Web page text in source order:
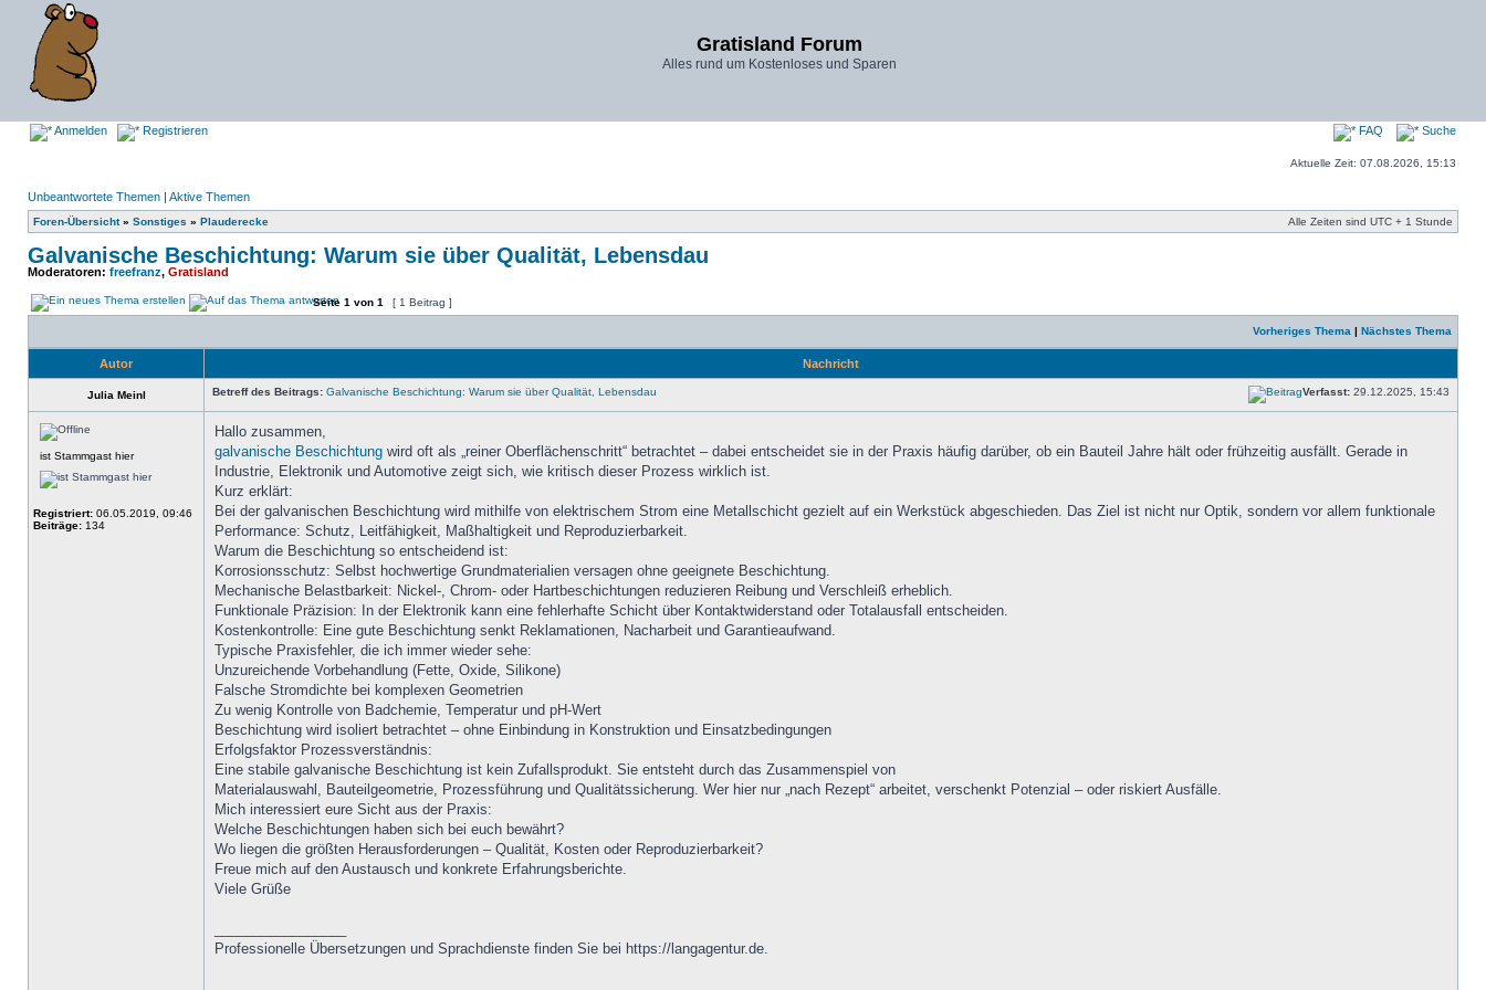
Gratisland Forum
Alles rund um Kostenloses und Sparen
Anmelden Registrieren FAQ Suche
Aktuelle Zeit: 07.08.2026, 15:13
Unbeantwortete Themen | Aktive Themen
Foren-Übersicht» Sonstiges » Plauderecke Alle Zeiten sind UTC + 1 Stunde
Galvanische Beschichtung: Warum sie über Qualität, Lebensdau
Moderatoren: freefranz, Gratisland
Seite 1 von 1 [ 1 Beitrag ]
Vorheriges Thema | Nächstes Thema
Autor Nachricht
Julia Meinl Betreff des Beitrags: Galvanische Beschichtung: Warum sie über Qualität, Lebensdau Verfasst: 29.12.2025, 15:43
ist Stammgast hier
Registriert: 06.05.2019, 09:46
Beiträge: 134
Hallo zusammen,
galvanische Beschichtung wird oft als „reiner Oberflächenschritt“ betrachtet – dabei entscheidet sie in der Praxis häufig darüber, ob ein Bauteil Jahre hält oder frühzeitig ausfällt. Gerade in
Industrie, Elektronik und Automotive zeigt sich, wie kritisch dieser Prozess wirklich ist.
Kurz erklärt:
Bei der galvanischen Beschichtung wird mithilfe von elektrischem Strom eine Metallschicht gezielt auf ein Werkstück abgeschieden. Das Ziel ist nicht nur Optik, sondern vor allem funktionale
Performance: Schutz, Leitfähigkeit, Maßhaltigkeit und Reproduzierbarkeit.
Warum die Beschichtung so entscheidend ist:
Korrosionsschutz: Selbst hochwertige Grundmaterialien versagen ohne geeignete Beschichtung.
Mechanische Belastbarkeit: Nickel-, Chrom- oder Hartbeschichtungen reduzieren Reibung und Verschleiß erheblich.
Funktionale Präzision: In der Elektronik kann eine fehlerhafte Schicht über Kontaktwiderstand oder Totalausfall entscheiden.
Kostenkontrolle: Eine gute Beschichtung senkt Reklamationen, Nacharbeit und Garantieaufwand.
Typische Praxisfehler, die ich immer wieder sehe:
Unzureichende Vorbehandlung (Fette, Oxide, Silikone)
Falsche Stromdichte bei komplexen Geometrien
Zu wenig Kontrolle von Badchemie, Temperatur und pH-Wert
Beschichtung wird isoliert betrachtet – ohne Einbindung in Konstruktion und Einsatzbedingungen
Erfolgsfaktor Prozessverständnis:
Eine stabile galvanische Beschichtung ist kein Zufallsprodukt. Sie entsteht durch das Zusammenspiel von
Materialauswahl, Bauteilgeometrie, Prozessführung und Qualitätssicherung. Wer hier nur „nach Rezept“ arbeitet, verschenkt Potenzial – oder riskiert Ausfälle.
Mich interessiert eure Sicht aus der Praxis:
Welche Beschichtungen haben sich bei euch bewährt?
Wo liegen die größten Herausforderungen – Qualität, Kosten oder Reproduzierbarkeit?
Freue mich auf den Austausch und konkrete Erfahrungsberichte.
Viele Grüße
Professionelle Übersetzungen und Sprachdienste finden Sie bei https://langagentur.de.